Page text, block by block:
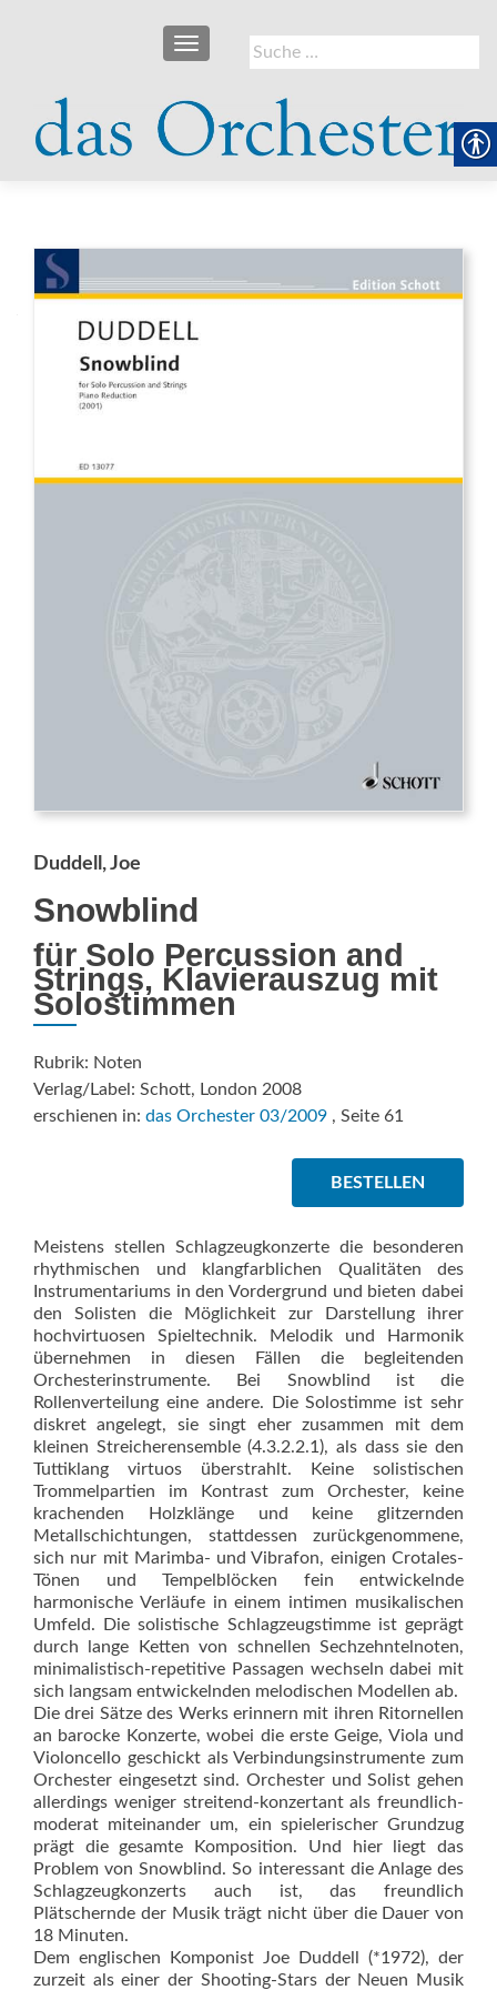
Suche
nach:
SCHALTE NAVIGATION
Duddell, Joe
Snowblind
für Solo Percussion and
Strings, Klavierauszug mit
Solostimmen
Rubrik: Noten
Verlag/Label: Schott, London 2008
erschienen in: das Orchester 03/2009 , Seite 61
BESTELLEN
Meistens stellen Schlagzeugkonzerte die besonderen
rhythmischen und klangfarblichen Qualitäten des
Instrumentariums in den Vordergrund und bieten dabei
den Solisten die Möglichkeit zur Darstellung ihrer
hochvirtuosen Spieltechnik. Melodik und Harmonik
übernehmen in diesen Fällen die begleitenden
Orchesterinstrumente. Bei Snowblind ist die
Rollenverteilung eine andere. Die Solostimme ist sehr
diskret angelegt, sie singt eher zusammen mit dem
kleinen Streicherensemble (4.3.2.2.1), als dass sie den
Tuttiklang virtuos überstrahlt. Keine solistischen
Trommelpartien im Kontrast zum Orchester, keine
krachenden Holzklänge und keine glitzernden
Metallschichtungen, stattdessen zurückgenommene,
sich nur mit Marimba- und Vibrafon, einigen Crotales-
Tönen und Tempelblöcken fein entwickelnde
harmonische Verläufe in einem intimen musikalischen
Umfeld. Die solistische Schlagzeugstimme ist geprägt
durch lange Ketten von schnellen Sechzehntelnoten,
minimalistisch-repetitive Passagen wechseln dabei mit
sich langsam entwickelnden melodischen Modellen ab.
Die drei Sätze des Werks erinnern mit ihren Ritornellen
an barocke Konzerte, wobei die erste Geige, Viola und
Violoncello geschickt als Verbindungsinstrumente zum
Orchester eingesetzt sind. Orchester und Solist gehen
allerdings weniger streitend-konzertant als freundlich-
moderat miteinander um, ein spielerischer Grundzug
prägt die gesamte Komposition. Und hier liegt das
Problem von Snowblind. So interessant die Anlage des
Schlagzeugkonzerts auch ist, das freundlich
Plätschernde der Musik trägt nicht über die Dauer von
18 Minuten.
Dem englischen Komponist Joe Duddell (*1972), der
zurzeit als einer der Shooting-Stars der Neuen Musik